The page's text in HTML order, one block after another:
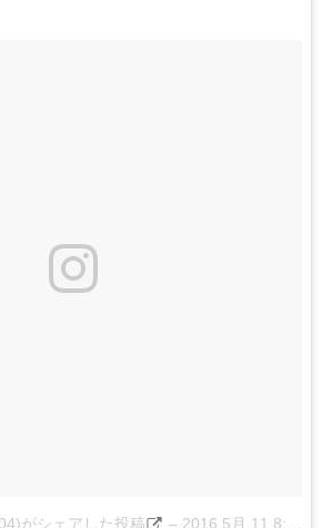
がシェアした投稿 – 2016 5月 11 8:34午前 PDT